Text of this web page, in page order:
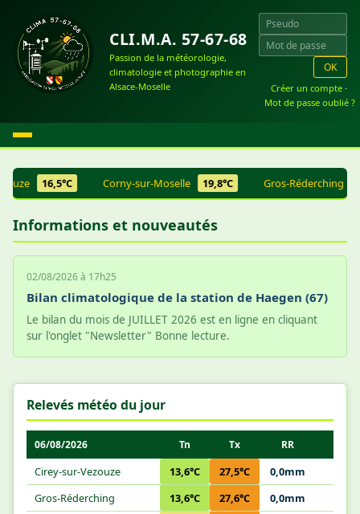
CLI.M.A. 57-67-68
Passion de la météorologie,
climatologie et photographie en
Alsace-Moselle
OK
Créer un compte ·
Mot de passe oublié ?
16,5°C Corny-sur-Moselle 19,8°C Gros-Réderching
Informations et nouveautés
02/08/2026 à 17h25
Bilan climatologique de la station de Haegen (67)
Le bilan du mois de JUILLET 2026 est en ligne en cliquant
sur l'onglet "Newsletter" Bonne lecture.
Relevés météo du jour
06/08/2026 Tn Tx RR
Cirey-sur-Vezouze 13,6°C 27,5°C
0,0mm
Gros-Réderching
13,6°C 27,6°C
0,0mm